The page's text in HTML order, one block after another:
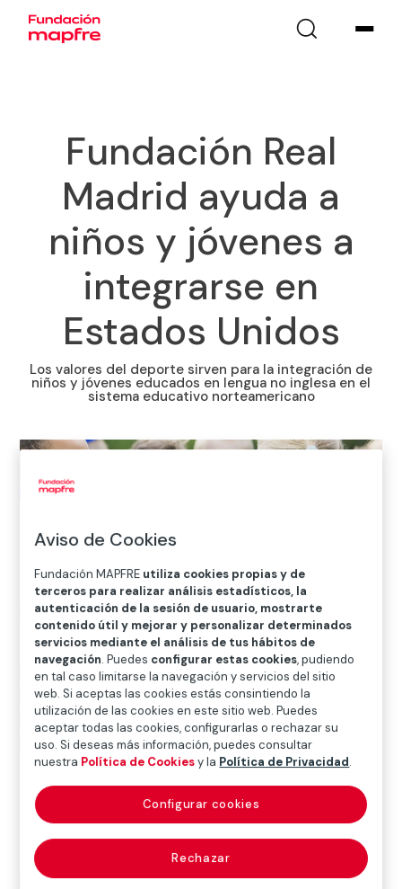
Fundación Real
Madrid ayuda a
niños y jóvenes a
integrarse en
Estados Unidos
Los valores del deporte sirven para la integración de
niños y jóvenes educados en lengua no inglesa en el
sistema educativo norteamericano
Inicio>Solidaridad e inclusión>Proyectos> Proyectos
Internacionales>Estados Unidos>Fundación Real
Madrid ayuda a niños y jóvenes a integrarse en
Estados Unidos
 Proyecto vigente
La Escuela Pública deWebster(Massachusets) aplica
Aviso de Cookies
Fundación MAPFRE utiliza cookies propias y de
terceros para realizar análisis estadísticos, la
autenticación de la sesión de usuario, mostrarte
contenido útil y mejorar y personalizar determinados
servicios mediante el análisis de tus hábitos de
navegación. Puedes configurar estas cookies, pudiendo
en tal caso limitarse la navegación y servicios del sitio
web. Si aceptas las cookies estás consintiendo la
utilización de las cookies en este sitio web. Puedes
aceptar todas las cookies, configurarlas o rechazar su
uso. Si deseas más información, puedes consultar
nuestra Política de Cookiesy la Política de Privacidad.
Rechazar
Configurar cookies